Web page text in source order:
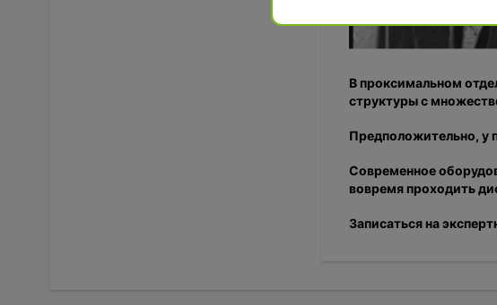
В проксимальном
структуры с
Предположительно, у
Современное
вовремя проходить
Записаться на